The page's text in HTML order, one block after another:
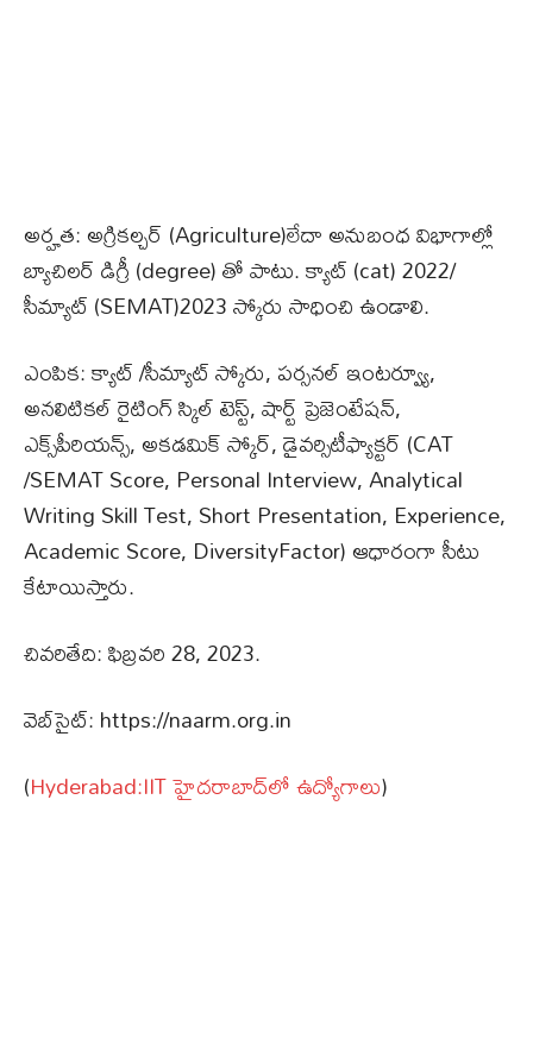
అర్హత: అగ్రికల్చర్ (Agriculture)లేదా అనుబంధ విభాగాల్లో
బ్యాచిలర్ డిగ్రీ (degree) తో పాటు. క్యాట్ (cat) 2022/
సీమ్యాట్ (SEMAT)2023 స్కోరు సాధించి ఉండాలి.
ఎంపిక: క్యాట్ /సీమ్యాట్ స్కోరు, పర్సనల్ ఇంటర్వ్యూ,
అనలిటికల్ రైటింగ్ స్కిల్ టెస్ట్, షార్ట్ ప్రెజెంటేషన్,
ఎక్స్‌పీరియన్స్, అకడమిక్ స్కోర్, డైవర్సిటీఫ్యాక్టర్ (CAT
/SEMAT Score, Personal Interview, Analytical
Writing Skill Test, Short Presentation, Experience,
Academic Score, DiversityFactor) ఆధారంగా సీటు
కేటాయిస్తారు.
చివరితేది: ఫిబ్రవరి 28, 2023.
వెబ్‌సైట్: https://naarm.org.in
(Hyderabad:IIT హైదరాబాద్‌లో ఉద్యోగాలు)